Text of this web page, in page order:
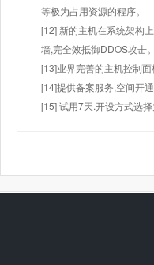
等极为占用资源的程序。
[12] 新的主机在系统架构
墙,完全效抵御DDOS攻击。
[13]业界完善的主机控制
[14]提供备案服务,空间开
[15] 试用7天.开设方式选择